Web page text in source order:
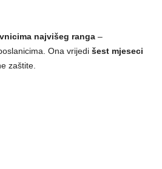
najvišeg ranga–
Ona vrijedi šest mjeseci
zaštite.